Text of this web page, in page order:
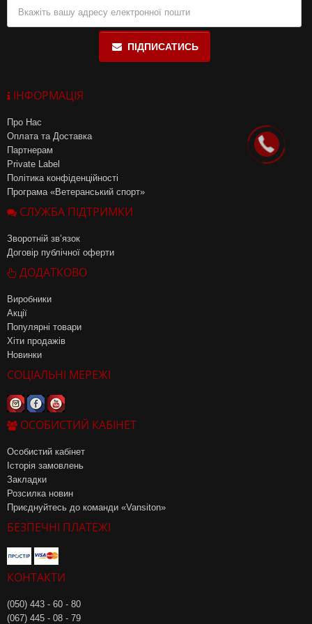
ПІДПИСАТИСЬ
ІНФОРМАЦІЯ
Про Нас
Оплата та Доставка
Партнерам
Private Label
Політика конфіденційності
Програма «Ветеранський спорт»
СЛУЖБА ПІДТРИМКИ
Зворотній зв’язок
Договір публічної оферти
ДОДАТКОВО
Виробники
Акції
Популярні товари
Хіти продажів
Новинки
СОЦІАЛЬНІ МЕРЕЖІ
ОСОБИСТИЙ КАБІНЕТ
Особистий кабінет
Історія замовлень
Закладки
Розсилка новин
Приєднуйтесь до команди «Vansiton»
БЕЗПЕЧНІ ПЛАТЕЖІ
КОНТАКТИ
(050) 443 - 60 - 80
(067) 445 - 08 - 79